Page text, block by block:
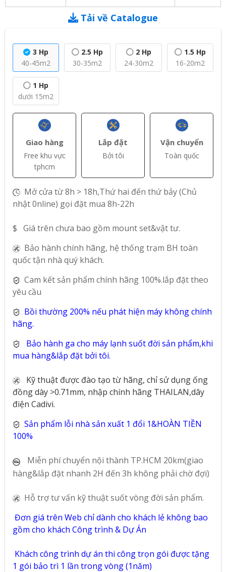
Tải về Catalogue
3 Hp
40-45m2
2.5 Hp
30-35m2
2 Hp
24-30m2
1.5 Hp
16-20m2
1 Hp
dưới 15m2
Giao hàng
Free khu vực
tphcm
Lắp đặt
Bởi tôi
Vận chuyển
Toàn quốc
Mở cửa từ 8h > 18h,Thứ hai đến thứ bảy (Chủ
nhật 0nline) gọi đặt mua 8h-22h
$ Giá trên chưa bao gồm mount set&vật tư.
Bảo hành chính hãng, hệ thống trạm BH toàn
quốc tận nhà quý khách.
Cam kết sản phẩm chính hãng 100%.lắp đặt theo
yêu cầu
Bồi thường 200% nếu phát hiện máy không chính
hãng.
Bảo hành ga cho máy lạnh suốt đời sản phẩm,khi
mua hàng&lắp đặt bởi tôi.
Kỹ thuật được đào tạo từ hãng, chỉ sử dụng ống
đồng dày >0.71mm, nhập chính hãng THAILAN,dây
điện Cadivi.
Sản phẩm lỗi nhà sản xuất 1 đổi 1&HOÀN TIỀN
100%
Miễn phí chuyển nội thành TP.HCM 20km(giao
hàng&lắp đặt nhanh 2H đến 3h không phải chờ đợi)
Hỗ trợ tư vấn kỹ thuật suốt vòng đời sản phẩm.
Đơn giá trên Web chỉ dành cho khách lẻ không bao
gồm cho khách Công trình & Dự Án
Khách công trình dự án thi công trọn gói được tặng
1 gói bảo trì 1 lần trong vòng (1năm)